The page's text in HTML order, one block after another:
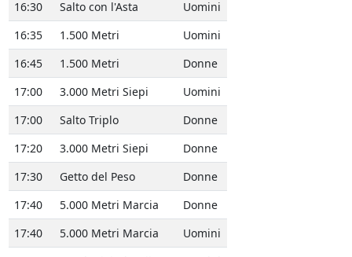
16:30
Salto con l'Asta
Uomini
16:35
1.500 Metri
Uomini
16:45
1.500 Metri
Donne
17:00
3.000 Metri Siepi
Uomini
17:00
Salto Triplo
Donne
17:20
3.000 Metri Siepi
Donne
17:30
Getto del Peso
Donne
17:40
5.000 Metri Marcia
Donne
17:40
5.000 Metri Marcia
Uomini